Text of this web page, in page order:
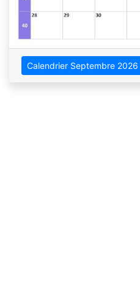
Calendrier Septembre